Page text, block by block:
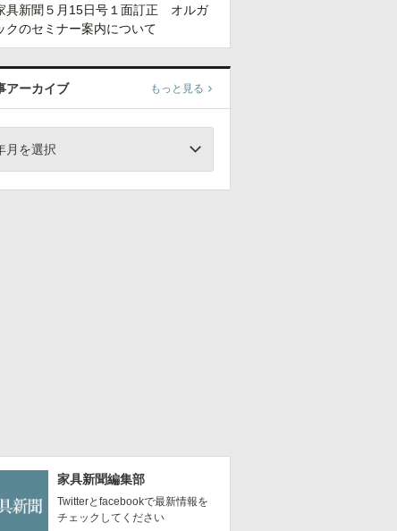
具新聞５月15日号１面訂正 オルガ
クのセミナー案内について
アーカイブ もっと見る
月を選択
家具新聞編集部
Twitterとfacebookで最新情報を
チェックしてください